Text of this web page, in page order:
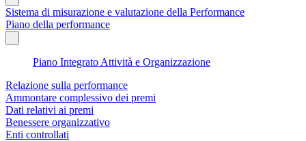
Sistema di misurazione e valutazione della Performance
Piano della performance
Piano Integrato Attività e Organizzazione
Relazione sulla performance
Ammontare complessivo dei premi
Dati relativi ai premi
Benessere organizzativo
Enti controllati